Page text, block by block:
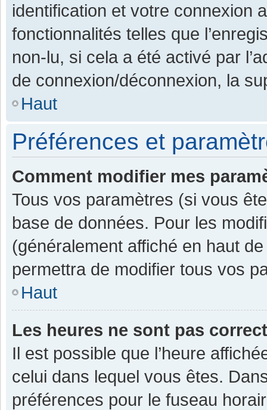
identification et votre connexion
fonctionnalités telles que
non-lu, si cela a été activé par
de connexion/déconnexion, la
Haut
Préférences et
Comment modifier mes
Tous vos paramètres (si vous
base de données. Pour les
(généralement affiché en haut
permettra de modifier tous vos
Haut
Les heures ne sont pas
Il est possible que l’heure
celui dans lequel vous êtes.
préférences pour le fuseau